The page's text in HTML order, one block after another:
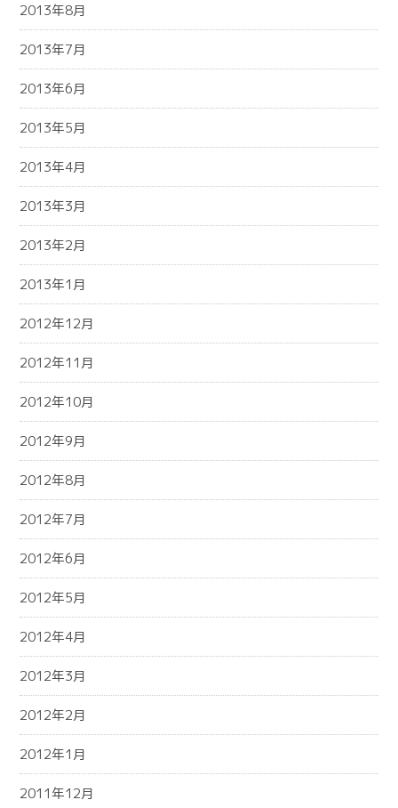
2013年8月
2013年7月
2013年6月
2013年5月
2013年4月
2013年3月
2013年2月
2013年1月
2012年12月
2012年11月
2012年10月
2012年9月
2012年8月
2012年7月
2012年6月
2012年5月
2012年4月
2012年3月
2012年2月
2012年1月
2011年12月